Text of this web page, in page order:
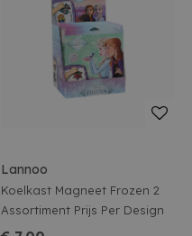
Lannoo
Koelkast Magneet Frozen 2
Assortiment Prijs Per Design